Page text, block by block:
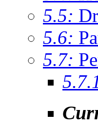
5.5:
5.6:
5.7: